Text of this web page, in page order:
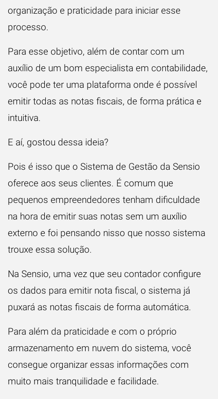
organização e praticidade para iniciar esse
processo.
Para esse objetivo, além de contar com um
auxílio de um bom especialista em contabilidade,
você pode ter uma plataforma onde é possível
emitir todas as notas fiscais, de forma prática e
intuitiva.
E aí, gostou dessa ideia?
Pois é isso que o Sistema de Gestão da Sensio
oferece aos seus clientes. É comum que
pequenos empreendedores tenham dificuldade
na hora de emitir suas notas sem um auxílio
externo e foi pensando nisso que nosso sistema
trouxe essa solução.
Na Sensio, uma vez que seu contador configure
os dados para emitir nota fiscal, o sistema já
puxará as notas fiscais de forma automática.
Para além da praticidade e com o próprio
armazenamento em nuvem do sistema, você
consegue organizar essas informações com
muito mais tranquilidade e facilidade.